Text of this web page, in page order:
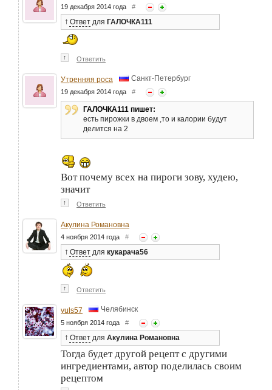
19 декабря 2014 года #
↑ Ответ для ГАЛОЧКА111
↑ Ответить
Утренняя роса Санкт-Петербург
19 декабря 2014 года #
ГАЛОЧКА111 пишет:
есть пирожки в двоем ,то и калории будут
делится на 2
Вот почему всех на пироги зову, худею,
значит
↑ Ответить
Акулина Романовна
4 ноября 2014 года #
↑ Ответ для кукарача56
↑ Ответить
yuls57 Челябинск
5 ноября 2014 года #
↑ Ответ для Акулина Романовна
Тогда будет другой рецепт с другими
ингредиентами, автор поделилась своим
рецептом